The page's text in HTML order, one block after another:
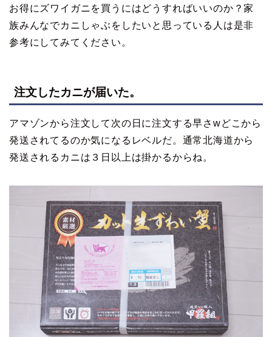
お得にズワイガニを買うにはどうすればいいのか？家
族みんなでカニしゃぶをしたいと思っている人は是非
参考にしてみてください。
注文したカニが届いた。
アマゾンから注文して次の日に注文する早さwどこから
発送されてるのか気になるレベルだ。通常北海道から
発送されるカニは３日以上は掛かるからね。